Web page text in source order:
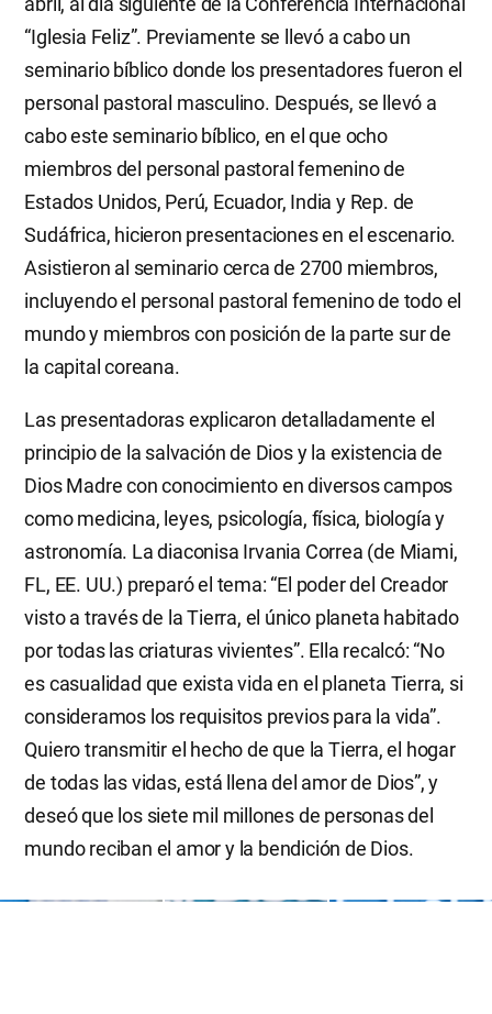
“Iglesia Feliz”. Previamente se llevó a cabo un
seminario bíblico donde los presentadores fueron el
personal pastoral masculino. Después, se llevó a
cabo este seminario bíblico, en el que ocho
miembros del personal pastoral femenino de
Estados Unidos, Perú, Ecuador, India y Rep. de
Sudáfrica, hicieron presentaciones en el escenario.
Asistieron al seminario cerca de 2700 miembros,
incluyendo el personal pastoral femenino de todo el
mundo y miembros con posición de la parte sur de
la capital coreana.
Las presentadoras explicaron detalladamente el
principio de la salvación de Dios y la existencia de
Dios Madre con conocimiento en diversos campos
como medicina, leyes, psicología, física, biología y
astronomía. La diaconisa Irvania Correa (de Miami,
FL, EE. UU.) preparó el tema: “El poder del Creador
visto a través de la Tierra, el único planeta habitado
por todas las criaturas vivientes”. Ella recalcó: “No
es casualidad que exista vida en el planeta Tierra, si
consideramos los requisitos previos para la vida”.
Quiero transmitir el hecho de que la Tierra, el hogar
de todas las vidas, está llena del amor de Dios”, y
deseó que los siete mil millones de personas del
mundo reciban el amor y la bendición de Dios.